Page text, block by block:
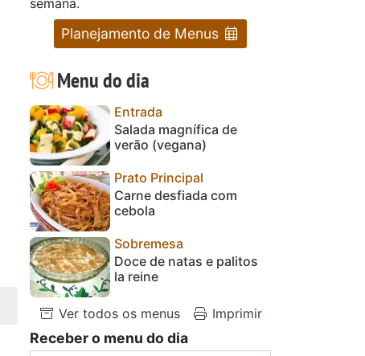
Planejamento de Menus
Menu do dia
Entrada
Salada magnífica de
verão (vegana)
Prato Principal
Carne desfiada com
cebola
Sobremesa
Doce de natas e palitos
la reine
Ver todos os menus Imprimir
Receber o menu do dia